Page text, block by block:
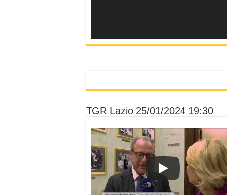
TGR Lazio 25/01/2024 19:30